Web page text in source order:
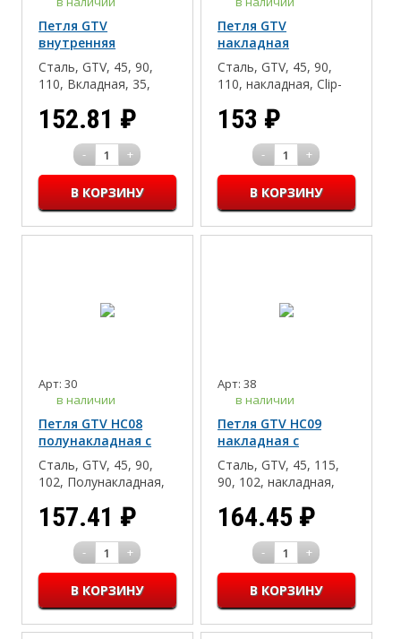
Петля GTV
внутренняя
клиповая без
пружины
Сталь, GTV, 45, 90,
110, Вкладная, 35,
монтаж), 16-18, Дсп/
152.81 ₽
- 1 +
Петля GTV
накладная
клиповая без
пружины
Сталь, GTV, 45, 90,
110, накладная, Clip-
16-18, Дсп/Мдф/
153 ₽
- 1 +
Арт: 30
в наличии
Петля GTV НС08
полунакладная с
доводчиком с
планкой
Сталь, GTV, 45, 90,
102, Полунакладная,
монтаж), 16-18
157.41 ₽
- 1 +
Арт: 38
в наличии
Петля GTV НС09
накладная с
доводчиком с
планкой
Сталь, GTV, 45, 115,
90, 102, накладная,
Мдф/Массив, Click-on
164.45 ₽
- 1 +